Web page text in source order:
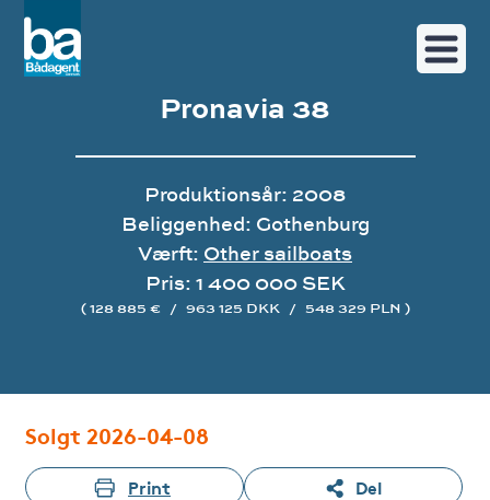
Pronavia 38
Produktionsår: 2008
Beliggenhed: Gothenburg
Værft: Other sailboats
Pris: 1 400 000 SEK
( 128 885 € / 963 125 DKK / 548 329 PLN )
Solgt 2026-04-08
Print Del